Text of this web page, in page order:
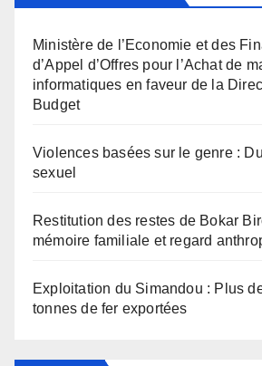
Ministère de l’Economie et des
d’Appel d’Offres pour l’Achat de
informatiques en faveur de la
Budget
Violences basées sur le genre :
sexuel
Restitution des restes de Bokar
mémoire familiale et regard
Exploitation du Simandou : Plus
tonnes de fer exportées